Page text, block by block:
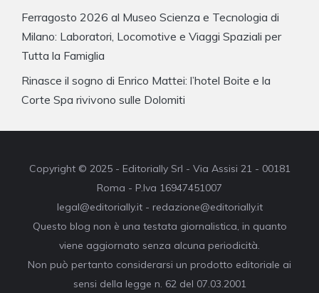
Ferragosto 2026 al Museo Scienza e Tecnologia di
Milano: Laboratori, Locomotive e Viaggi Spaziali per
Tutta la Famiglia
Rinasce il sogno di Enrico Mattei: l’hotel Boite e la
Corte Spa rivivono sulle Dolomiti
Copyright © 2025 - Editorially Srl - Via Assisi 21 - 00181
Roma - P.Iva 16947451007
legal@editorially.it - redazione@editorially.it
Questo blog non è una testata giornalistica, in quanto
viene aggiornato senza alcuna periodicità.
Non può pertanto considerarsi un prodotto editoriale ai
sensi della legge n. 62 del 07.03.2001